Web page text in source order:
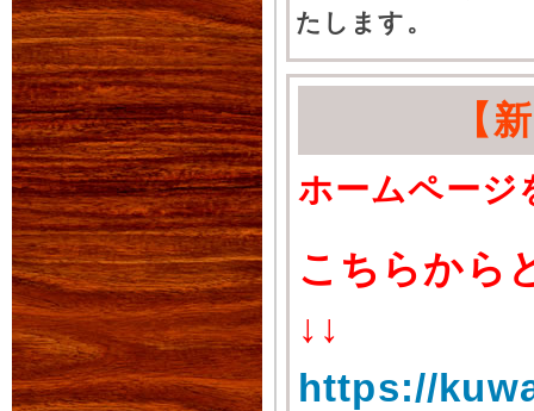
たします。
【
ホームページ
こちらから
↓↓
https://